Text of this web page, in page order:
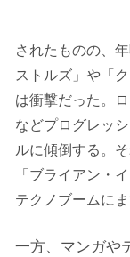
されたものの、
ストルズ」や「
は衝撃だった。
などプログレッ
ルに傾倒する。
「ブライアン・
テクノブームに
一方、マンガや